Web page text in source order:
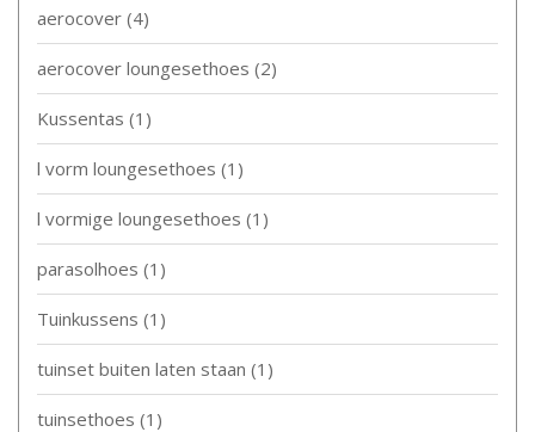
aerocover (4)
aerocover loungesethoes (2)
Kussentas (1)
l vorm loungesethoes (1)
l vormige loungesethoes (1)
parasolhoes (1)
Tuinkussens (1)
tuinset buiten laten staan (1)
tuinsethoes (1)